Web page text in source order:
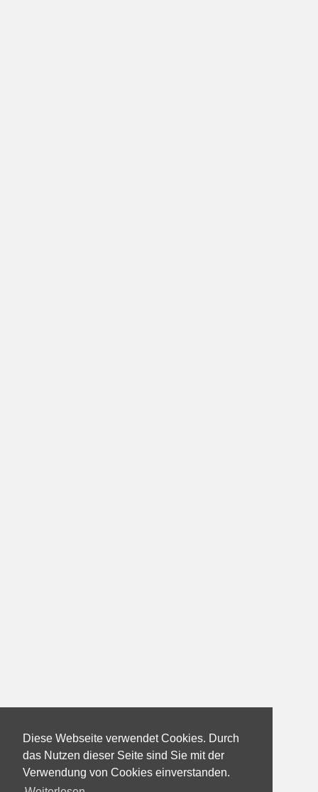
Diese Webseite verwendet Cookies. Durch
das Nutzen dieser Seite sind Sie mit der
Verwendung von Cookies einverstanden.